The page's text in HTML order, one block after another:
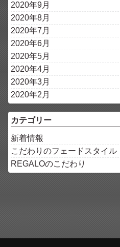
2020年9月
2020年8月
2020年7月
2020年6月
2020年5月
2020年4月
2020年3月
2020年2月
カテゴリー
新着情報
こだわりのフェードスタイル
REGALOのこだわり